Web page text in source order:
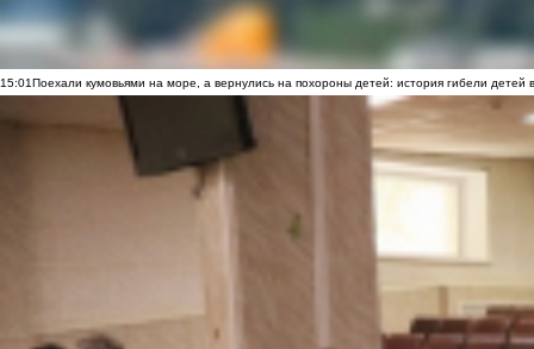
15:01Поехали кумовьями на море, а вернулись на похороны детей: история гибели детей